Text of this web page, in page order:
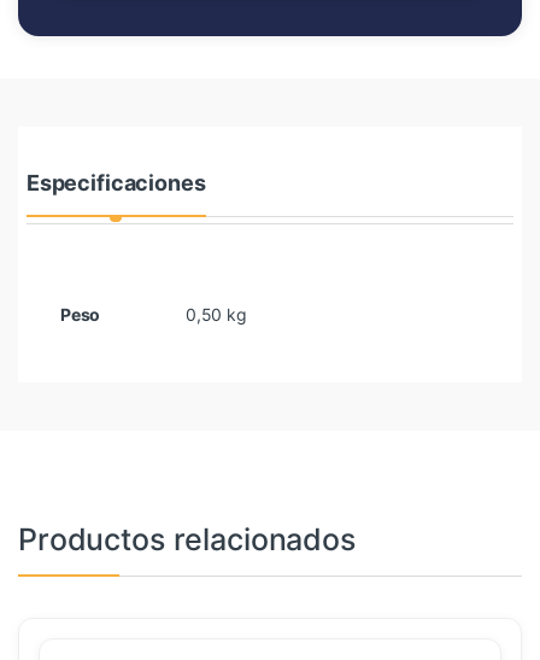
Especificaciones
Peso 0,50 kg
Productos relacionados